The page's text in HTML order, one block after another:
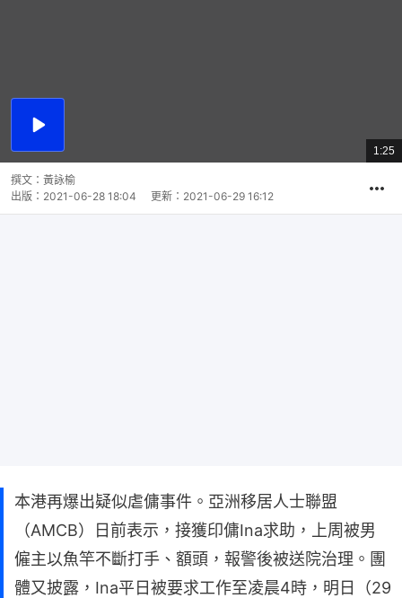
播
總
共
1:25
撰文： 黃詠榆
出版： 2021-06-28 18:04 更新： 2021-06-29 16:12
本港再爆出疑似虐傭事件。亞洲移居人士聯盟
（AMCB）日前表示，接獲印傭Ina求助，上周被男
僱主以魚竿不斷打手、額頭，報警後被送院治理。團
體又披露，Ina平日被要求工作至凌晨4時，明日（29